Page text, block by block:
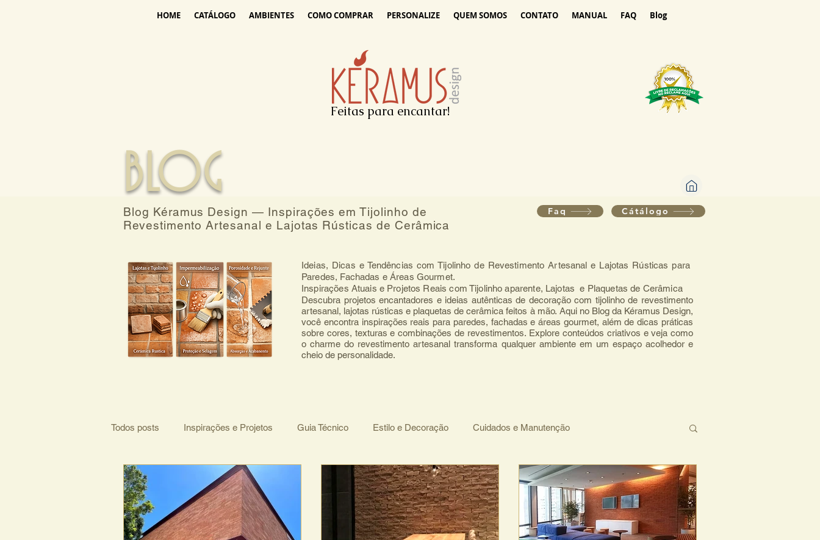
HOME CATÁLOGO AMBIENTES COMO COMPRAR PERSONALIZE QUEM SOMOS CONTATO MANUAL FAQ Blog
Feitas para encantar!
BLOG
Blog Kéramus Design — Inspirações em Tijolinho de
Revestimento Artesanal e Lajotas Rústicas de Cerâmica
Faq Cátálogo
Ideias, Dicas e Tendências com Tijolinho de Revestimento Artesanal e Lajotas Rústicas para
Paredes, Fachadas e Áreas Gourmet.
Inspirações Atuais e Projetos Reais com Tijolinho aparente, Lajotas e Plaquetas de Cerâmica
Descubra projetos encantadores e ideias autênticas de decoração com tijolinho de revestimento
artesanal, lajotas rústicas e plaquetas de cerâmica feitos à mão. Aqui no Blog da Kéramus Design,
você encontra inspirações reais para paredes, fachadas e áreas gourmet, além de dicas práticas
sobre cores, texturas e combinações de revestimentos. Explore conteúdos criativos e veja como
o charme do revestimento artesanal transforma qualquer ambiente em um espaço acolhedor e
cheio de personalidade.
Todos posts Inspirações e Projetos Guia Técnico Estilo e Decoração Cuidados e Manutenção